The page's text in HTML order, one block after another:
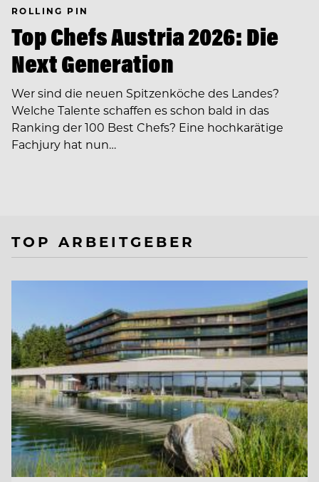
ROLLING PIN
Top Chefs Austria 2026: Die
Next Generation
Wer sind die neuen Spitzenköche des Landes?
Welche Talente schaffen es schon bald in das
Ranking der 100 Best Chefs? Eine hochkarätige
Fachjury hat nun…
TOP ARBEITGEBER